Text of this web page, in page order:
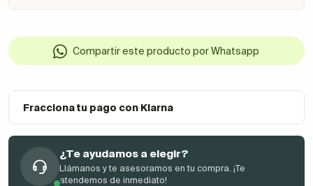
Compartir este producto por Whatsapp
Fracciona tu pago con Klarna
¿Te ayudamos a elegir?
Llámanos y te asesoramos en tu compra. ¡Te
atendemos de inmediato!